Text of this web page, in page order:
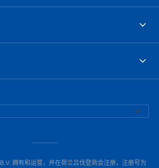
拥有和运营，并在荷兰吕伐登商会注册，注册号为